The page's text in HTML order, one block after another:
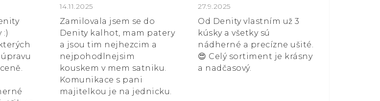
je 5 z 5 hvězdiček.
:)
Hodnocení obchodu je 5 z 5 hvězdiček.
14.11.2025
Zamilovala jsem se do
Denity kalhot, mam patery
a jsou tim nejhezcim a
nejpohodlnejsim
kouskem v mem satniku.
Komunikace s pani
majitelkou je na jednicku.
Hodnocení obchodu je 5 z 5 hvězdiček.
27.9.2025
Od Denity vlastním už 3
kúsky a všetky sú
nádherné a precízne ušité.
😍 Celý sortiment je krásny
a nadčasový.